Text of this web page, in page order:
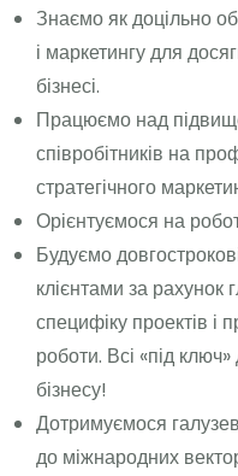
Знаємо як доцільно
і маркетингу для
бізнесі.
Працюємо над
співробітників на
стратегічного
Орієнтуємося на
Будуємо
клієнтами за рахунок
специфіку проектів і
роботи. Всі «під
бізнесу!
Дотримуємося
до міжнародних